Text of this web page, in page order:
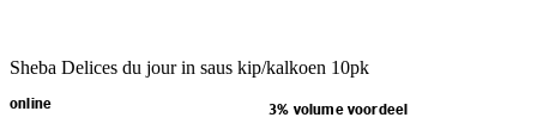
Sheba Delices du jour in saus kip/kalkoen 10pk
online 3% volume voordeel